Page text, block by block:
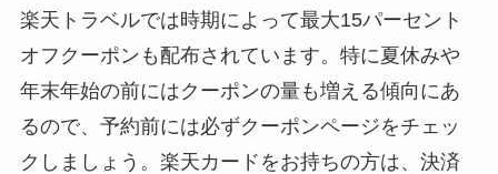
楽天トラベルでは時期によって最大15パーセント
オフクーポンも配布されています。特に夏休みや
年末年始の前にはクーポンの量も増える傾向にあ
るので、予約前には必ずクーポンページをチェッ
クしましょう。楽天カードをお持ちの方は、決済